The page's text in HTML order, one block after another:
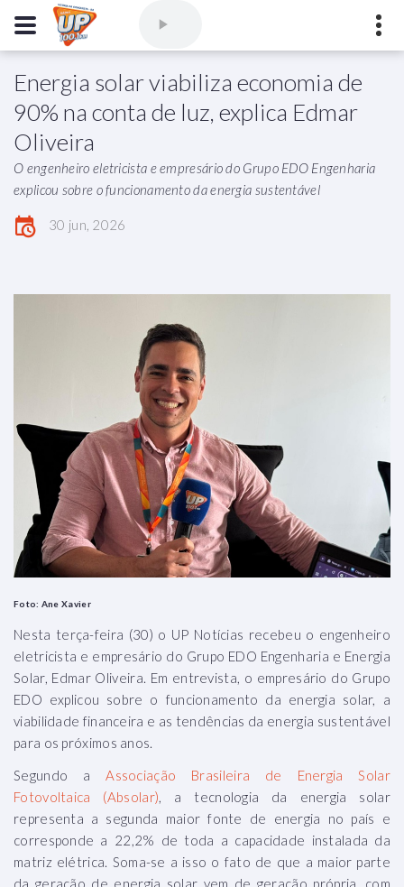
Comercial (77) 3421-3710,
Ouvintes
(77) 3424-1001
Vitória da Conquista - Bahia
Energia solar viabiliza economia de
90% na conta de luz, explica Edmar
Oliveira
O engenheiro eletricista e empresário do Grupo EDO Engenharia
explicou sobre o funcionamento da energia sustentável
30 jun, 2026
Foto: Ane Xavier
Nesta terça-feira (30) o UP Notícias recebeu o engenheiro
eletricista e empresário do Grupo EDO Engenharia e Energia
Solar, Edmar Oliveira. Em entrevista, o empresário do Grupo
EDO explicou sobre o funcionamento da energia solar, a
viabilidade financeira e as tendências da energia sustentável
para os próximos anos.
Segundo a Associação Brasileira de Energia Solar
Fotovoltaica (Absolar) , a tecnologia da energia solar
representa a segunda maior fonte de energia no país e
corresponde a 22,2% de toda a capacidade instalada da
matriz elétrica. Soma-se a isso o fato de que a maior parte
da geração de energia solar vem de geração própria, com